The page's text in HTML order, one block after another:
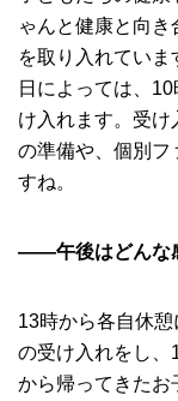
ゃんと健康と向
を取り入れてい
日によっては、
け入れます。受け
の準備や、個別フ
すね。
――午後はどんな
13時から各自休
の受け入れをし、
から帰ってきたお